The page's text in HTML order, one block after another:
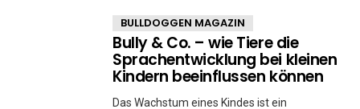
BULLDOGGEN MAGAZIN
Bully & Co. – wie Tiere die
Sprachentwicklung bei kleinen
Kindern beeinflussen können
Das Wachstum eines Kindes ist ein